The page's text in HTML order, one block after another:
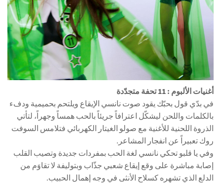
أغنيات الألبوم : 11 تحفة متجدّدة
في بدّي قول بحبّك يقود صوت نانسي الإيقاع ويلتحم بحميمية ودفء
بالكلمات واللحن ليشكّل اعترافاً جريئاً بالحب همساً وجهراً، لتأتي
الذروة اللحنية للأغنية مع صولو الغيتار الكهربائي فتلامس السوفت
روك تعبيراً عن انفجار المشاعر.
وفي يا قلبو تحكي نانسي لغة الحب بمفردات جديدة وتصيب القلب
إصابة مباشرة على وقع إيقاع شعبي جذّاب وبتوليفة لا تقاوَم من
الدلع الذي تشهره كسلاح الأنثى في وجه إهمال الحبيب.